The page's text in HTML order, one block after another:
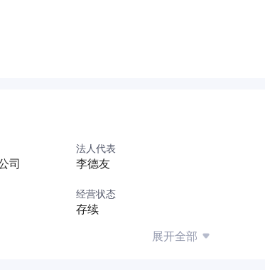
司
法人代表
李德友
经营状态
存续
展开全部